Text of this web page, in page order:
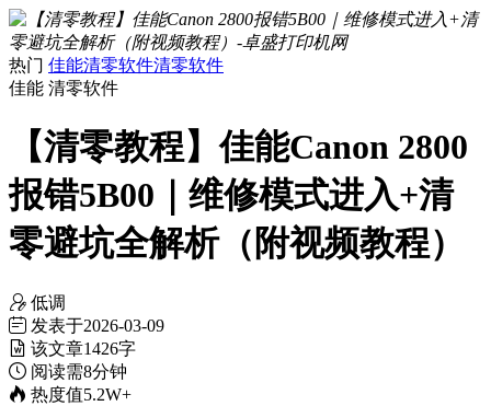
热门 佳能清零软件清零软件
佳能 清零软件
【清零教程】佳能Canon 2800
报错5B00｜维修模式进入+清
零避坑全解析（附视频教程）
低调
发表于2026-03-09
该文章1426字
阅读需8分钟
热度值5.2W+